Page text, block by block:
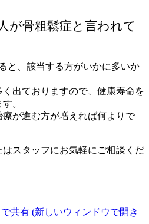
が骨粗鬆症と言われて
と、該当する方がいかに多いか
出ておりますので、健康寿命を
。
が進む方が増えれば何よりで
スタッフにお気軽にご相談くだ
共有 (新しいウィンドウで開き